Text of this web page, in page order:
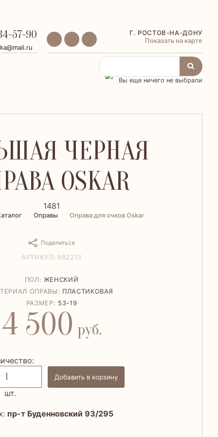
57-90
Г. РОСТОВ-НА-ДОНУ
Показать на карте
Вы еще ничего не выбрали
ЧЕРНАЯ
OSKAR
1481
Оправы Оправа для очков Oskar
Поделиться
АРТИКУЛ: 882213
ПОЛ: ЖЕНСКИЙ
ОПРАВЫ: ПЛАСТИКОВАЯ
РАЗМЕР: 53-19
4 500 руб.
шт.
Добавить в корзину
пр-т Буденновский 93/295